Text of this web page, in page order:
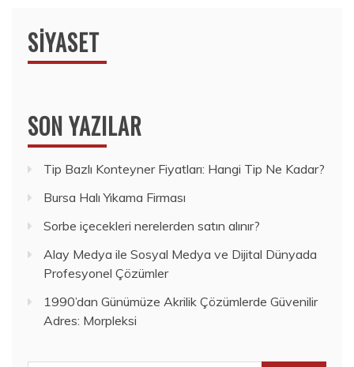
SIYASET
SON YAZILAR
Tip Bazlı Konteyner Fiyatları: Hangi Tip Ne Kadar?
Bursa Halı Yıkama Firması
Sorbe içecekleri nerelerden satın alınır?
Alay Medya ile Sosyal Medya ve Dijital Dünyada
Profesyonel Çözümler
1990’dan Günümüze Akrilik Çözümlerde Güvenilir
Adres: Morpleksi